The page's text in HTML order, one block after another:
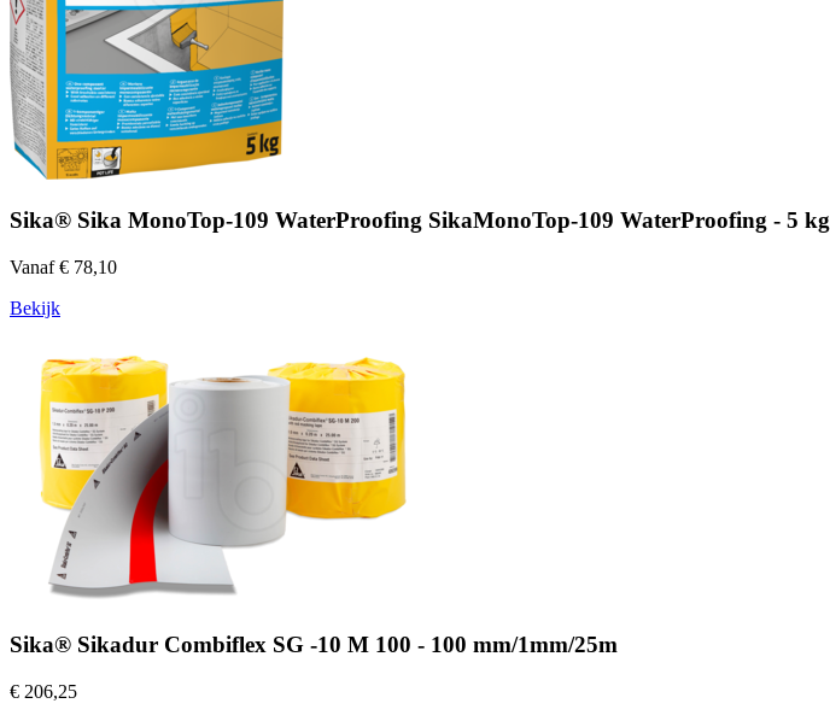
Sika® Sika MonoTop-109 WaterProofing SikaMonoTop-109 WaterProofing - 5 kg
Vanaf € 78,10
Bekijk
Sika® Sikadur Combiflex SG -10 M 100 - 100 mm/1mm/25m
€ 206,25